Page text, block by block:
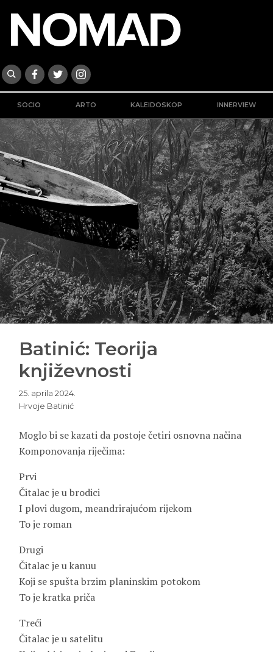
SOCIO ARTO KALEIDOSKOP INNERVIEW
Batinić: Teorija
književnosti
25. aprila 2024.
Hrvoje Batinić
Moglo bi se kazati da postoje četiri osnovna načina
Komponovanja riječima:
Prvi
Čitalac je u brodici
I plovi dugom, meandrirajućom rijekom
To je roman
Drugi
Čitalac je u kanuu
Koji se spušta brzim planinskim potokom
To je kratka priča
Treći
Čitalac je u satelitu